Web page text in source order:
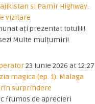
si Pamir Highway.
vizitare
ați prezentat totul!!!!
Multe mulțumiri!
23 iunie 2026 at 12:27
magica (ep. 1). Malaga
surprindere
frumos de aprecieri